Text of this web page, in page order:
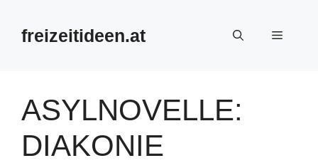
Inhalt
springenfreizeitideen.at Menü
ASYLNOVELLE:
DIAKONIE